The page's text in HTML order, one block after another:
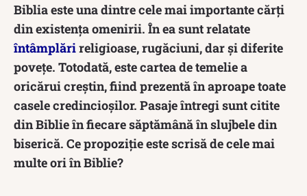
Biblia este una dintre cele mai importante cărți
din existența omenirii. În ea sunt relatate
întâmplărireligioase, rugăciuni, dar și diferite
povețe. Totodată, este cartea de temelie a
oricărui creștin, fiind prezentă în aproape toate
casele credincioșilor. Pasaje întregi sunt citite
din Biblie în fiecare săptămână în slujbele din
biserică. Ce propoziție este scrisă de cele mai
multe ori în Biblie?